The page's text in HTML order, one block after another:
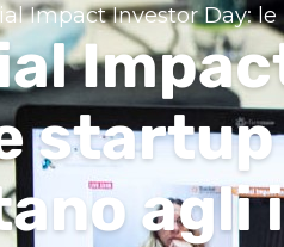
Impact Investor Day: